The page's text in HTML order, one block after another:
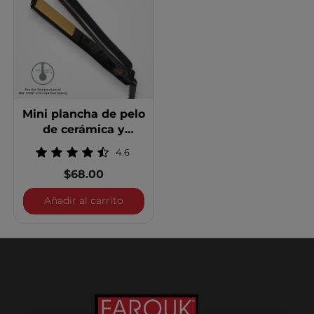
Mini plancha de pelo
de cerámica y
turmalina de 0,75
pulgadas
4.6
$68.00
Añadir al carrito Mini plancha de pelo de cerámica y